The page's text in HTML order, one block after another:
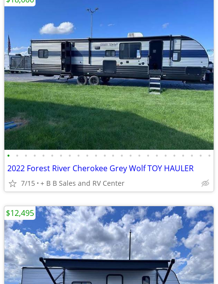
• • • • • • • • • • • • • • • • • • • • • • • •
2022 Forest River Cherokee Grey Wolf TOY HAULER
7/15 + B B Sales and RV Center
$12,495